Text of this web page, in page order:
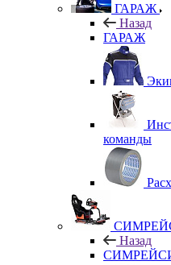
ГАРАЖ
Назад
ГАРАЖ
команды
Назад